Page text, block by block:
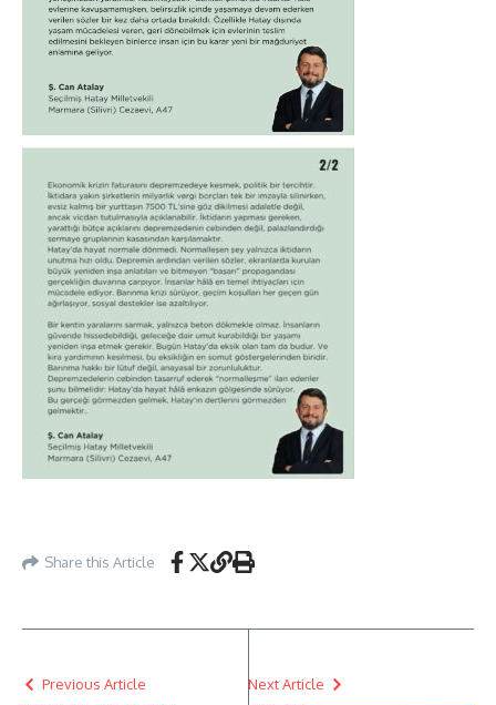
Share this Article
Previous Article Next Article